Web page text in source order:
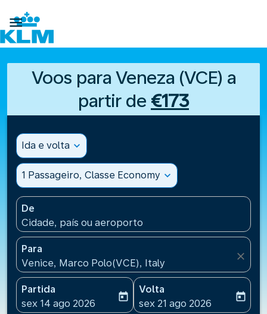

Voos para Veneza (VCE) a
partir de €173
Ida e volta expand_more
1 Passageiro, Classe Economy expand_more
De
Cidade, país ou aeroporto
Para
Venice, Marco Polo(VCE), Italy
close
Partida
fc-booking-departure-date-aria-label
sex 14 ago 2026
today
Volta
fc-booking-return-date-
sex 21 ago 2026
today